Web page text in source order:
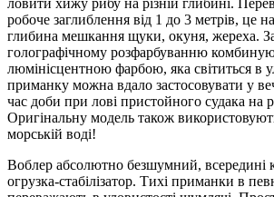
робоче заглиблення від 1 до 3 метрів, це
глибина мешкання щуки, окуня, жереха.
голографічному розфарбуванню
люмінісцентною фарбою, яка світиться в
приманку можна вдало застосовувати у
час доби при лові пристойного судака на
Оригінальну модель також
морській воді!
Воблер абсолютно безшумний, всередині
огрузка-стабілізатор. Тихі приманки в